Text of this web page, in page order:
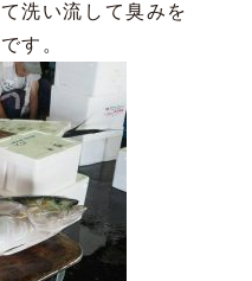
洗い流して臭みを
す。